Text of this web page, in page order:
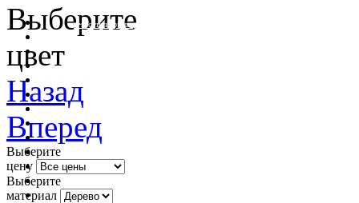
очистить фильтр цвета
Выберите
цвет
Назад
Вперед
Выберите
цену
Выберите
материал